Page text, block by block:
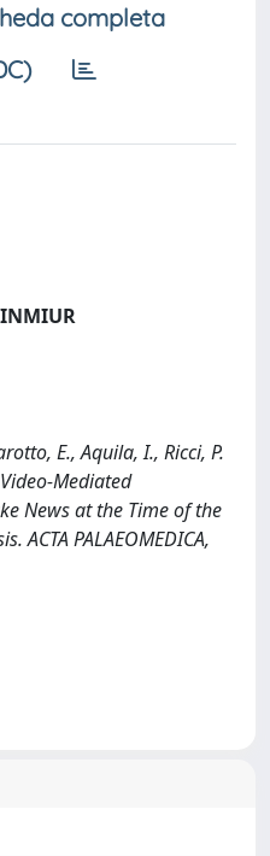
completa
E., Aquila, I., Ricci, P.
Mediated
News at the Time of the
ACTA PALAEOMEDICA,